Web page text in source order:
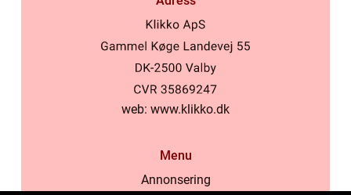
web: www.klikko.dk
Menu
Annonsering